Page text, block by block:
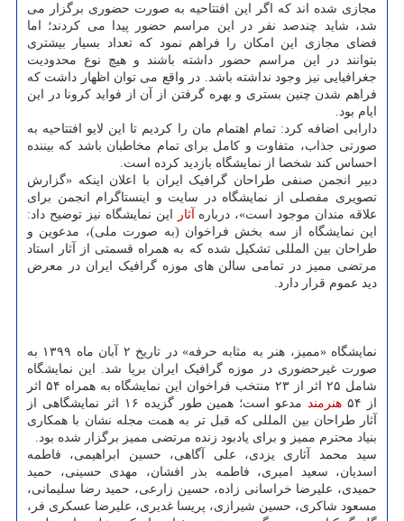
مجازی شده اند که اگر این افتتاحیه به صورت حضوری برگزار می
شد، شاید چندصد نفر در این مراسم حضور پیدا می کردند؛ اما
فضای مجازی این امکان را فراهم نمود که تعداد بسیار بیشتری
بتوانند در این مراسم حضور داشته باشند و هیچ نوع محدودیت
جغرافیایی نیز وجود نداشته باشد. در واقع می توان اظهار داشت که
فراهم شدن چنین بستری و بهره گرفتن از آن از فواید کرونا در این
ایام بود.
دارابی اضافه کرد: تمام اهتمام مان را کردیم تا این لایو افتتاحیه به
صورتی جذاب، متفاوت و کامل برای تمام مخاطبان باشد که بیننده
احساس کند شخصا از نمایشگاه بازدید کرده است.
دبیر انجمن صنفی طراحان گرافیک ایران با اعلان اینکه «گزارش
تصویری مفصلی از نمایشگاه در سایت و اینستاگرام انجمن برای
علاقه مندان موجود است»، درباره آثار
این نمایشگاه نیز توضیح داد:
این نمایشگاه از سه بخش فراخوان (به صورت ملی)، مدعوین و
طراحان بین المللی تشکیل شده که به همراه قسمتی از آثار استاد
مرتضی ممیز در تمامی سالن های موزه گرافیک ایران در معرض
دید عموم قرار دارد.
نمایشگاه «ممیز، هنر به مثابه حرفه» در تاریخ ۲ آبان ماه ۱۳۹۹ به
صورت غیرحضوری در موزه گرافیک ایران برپا شد. این نمایشگاه
شامل ۲۵ اثر از ۲۳ منتخب فراخوان این نمایشگاه به همراه ۵۴ اثر
از ۵۴
هنرمند
مدعو است؛ همین طور گزیده ۱۶ اثر نمایشگاهی از
آثار طراحان بین المللی که قبل تر به همت مجله نشان با همکاری
بنیاد محترم ممیز و برای یادبود زنده مرتضی ممیز برگزار شده بود.
سید محمد آثاری یزدی، علی آگاهی، حسین ابراهیمی، فاطمه
اسدیان، سعید امیری، فاطمه بذر افشان، مهدی حسینی، حمید
حمیدی، علیرضا خراسانی زاده، حسین زارعی، حمید رضا سلیمانی،
مسعود شاکری، حسین شیرازی، پریسا غدیری، علیرضا عسکری فر،